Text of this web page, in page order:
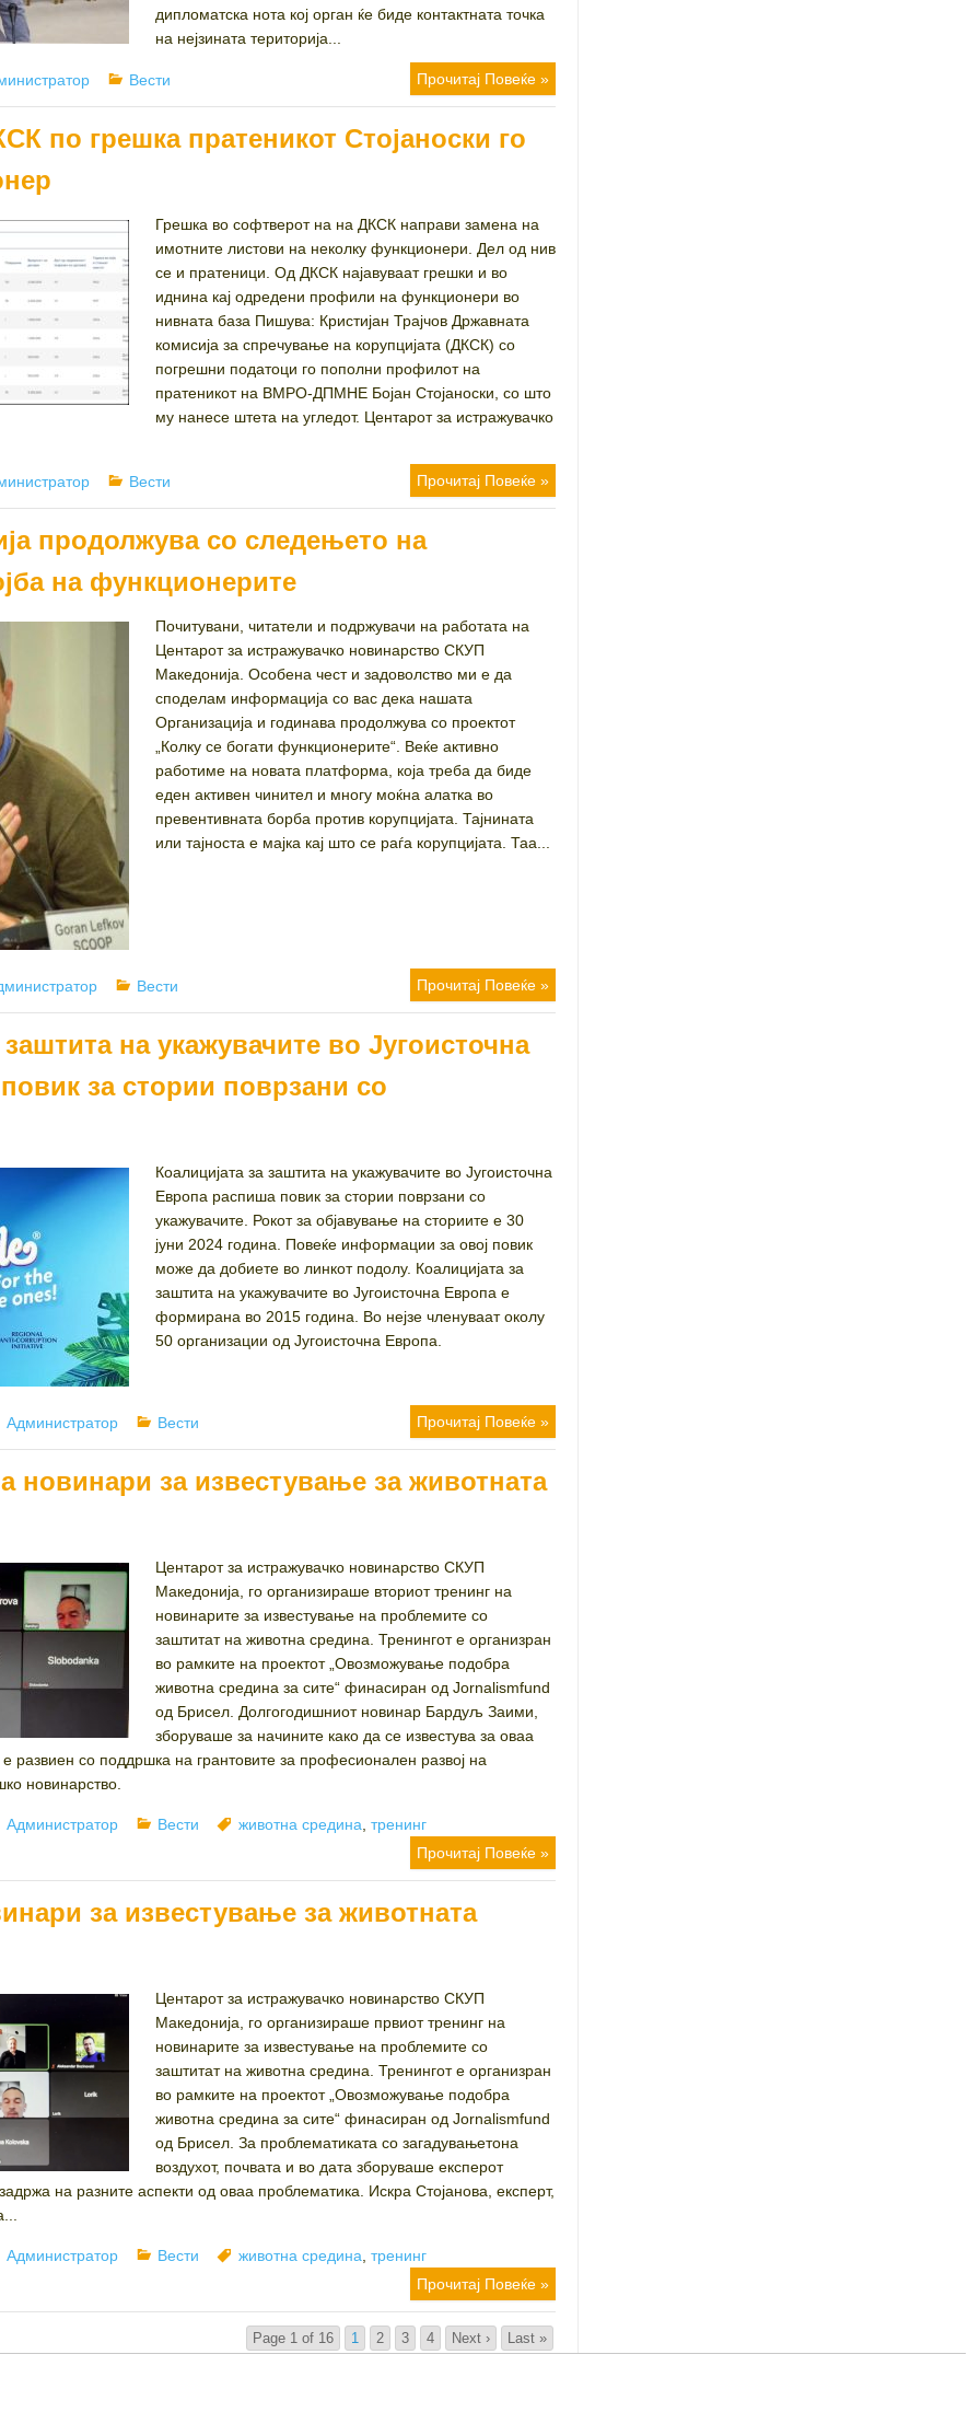
дипломатска нота кој орган ќе биде контактната точка
на нејзината територија...
Categories
Вести Прочитај Повеќе »
по грешка пратеникот Стојаноски го
Грешка во софтверот на на ДКСК направи замена на
имотните листови на неколку функционери. Дел од нив
се и пратеници. Од ДКСК најавуваат грешки и во
иднина кај одредени профили на функционери во
нивната база Пишува: Кристијан Трајчов Државната
комисија за спречување на корупцијата (ДКСК) со
погрешни податоци го пополни профилот на
пратеникот на ВМРО-ДПМНЕ Бојан Стојаноски, со што
му нанесе штета на угледот. Центарот за истражувачко
Categories
Вести Прочитај Повеќе »
продолжува со следењето на
на функционерите
Почитувани, читатели и подржувачи на работата на
Центарот за истражувачко новинарство СКУП
Македонија. Особена чест и задоволство ми е да
споделам информација со вас дека нашата
Организација и годинава продолжува со проектот
„Колку се богати функционерите“. Веќе активно
работиме на новата платформа, која треба да биде
еден активен чинител и многу моќна алатка во
превентивната борба против корупцијата. Тајнината
или тајноста е мајка кај што се раѓа корупцијата. Таа...
Categories
Вести Прочитај Повеќе »
на укажувачите во Југоисточна
за стории поврзани со
Коалицијата за заштита на укажувачите во Југоисточна
Европа распиша повик за стории поврзани со
укажувачите. Рокот за објавување на сториите е 30
јуни 2024 година. Повеќе информации за овој повик
може да добиете во линкот подолу. Коалицијата за
заштита на укажувачите во Југоисточна Европа е
формирана во 2015 година. Во нејзе членуваат околу
50 организации од Југоисточна Европа.
Author
Администратор Categories
Вести Прочитај Повеќе »
новинари за известување за животната
Центарот за истражувачко новинарство СКУП
Македонија, го организираше вториот тренинг на
новинарите за известување на проблемите со
заштитат на животна средина. Тренингот е организран
во рамките на проектот „Овозможување подобра
животна средина за сите“ финасиран од Jornalismfund
од Брисел. Долгогодишниот новинар Бардуљ Заими,
зборуваше за начините како да се известува за оваа
развиен со поддршка на грантовите за професионален развој на
новинарство.
Author
Администратор Categories
Вести Tags
животна средина ,тренинг
Прочитај Повеќе »
за известување за животната
Центарот за истражувачко новинарство СКУП
Македонија, го организираше првиот тренинг на
новинарите за известување на проблемите со
заштитат на животна средина. Тренингот е организран
во рамките на проектот „Овозможување подобра
животна средина за сите“ финасиран од Jornalismfund
од Брисел. За проблематиката со загадувањетона
воздухот, почвата и во дата зборуваше експерот
на разните аспекти од оваа проблематика. Искра Стојанова, експерт,
Author
Администратор Categories
Вести Tags
животна средина ,тренинг
Прочитај Повеќе »
Page 1 of 16 1 2 3 4 Next › Last »